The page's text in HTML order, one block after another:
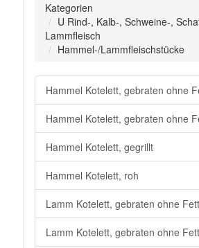
Kategorien
U Rind-, Kalb-, Schweine-,
Lammfleisch
Hammel-/Lammfleischstücke
Hammel Kotelett, gebraten ohne
Hammel Kotelett, gebraten ohne
Hammel Kotelett, gegrillt
Hammel Kotelett, roh
Lamm Kotelett, gebraten ohne
Lamm Kotelett, gebraten ohne